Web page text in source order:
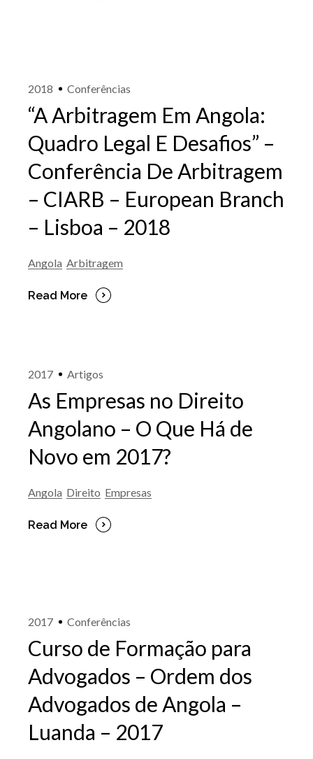
2018 Conferências
“A Arbitragem Em Angola:
Quadro Legal E Desafios” –
Conferência De Arbitragem
– CIARB – European Branch
– Lisboa – 2018
Angola Arbitragem
Read More
2017 Artigos
As Empresas no Direito
Angolano – O Que Há de
Novo em 2017?
Angola Direito Empresas
Read More
2017 Conferências
Curso de Formação para
Advogados – Ordem dos
Advogados de Angola –
Luanda – 2017